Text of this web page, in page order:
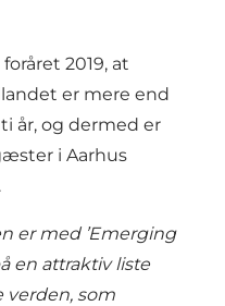
2019, at
er mere end
år, og dermed er
i Aarhus
er med ’Emerging
en attraktiv liste
verden, som